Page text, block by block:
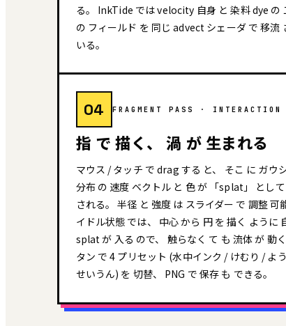
る。 InkTide では velocity 自身 と 染料 dye の
の フィールド を 同じ advect シェーダ で 移流
いる。
04 FRAGMENT PASS · INTERACTION
指 で 描く、 渦 が 生まれる
マウス / タッチ で drag する と、 そこ に ガウ
分布 の 速度 ベクトル と 色 が 「splat」 とし
される。 半径 と 強度 は スライダー で 調整 可
イドル状態 では、 中心 から 円 を 描く ように
splat が 入る ので、 触らなく て も 流体 が 動
タン で 4 プリセット (水中インク / けむり / よ
せいうん) を 切替、 PNG で 保存 も できる。